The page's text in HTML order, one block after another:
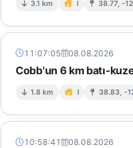
3.1 km I 38.77, -
11:07:05 08.08.2026
Cobb'un 6 km batı-
1.8 km I 38.83, -
10:58:41 08.08.2026